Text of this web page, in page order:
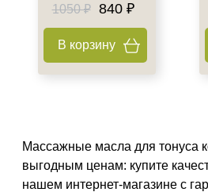
Действие
Осветление
Результат
1050 ₽
840 ₽
В корзину
Массажные масла для тонуса
выгодным ценам: купите
нашем интернет-магазине с